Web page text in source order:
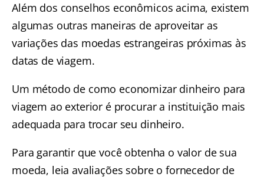
Além dos conselhos econômicos acima, existem
algumas outras maneiras de aproveitar as
variações das moedas estrangeiras próximas às
datas de viagem.
Um método de como economizar dinheiro para
viagem ao exterior é procurar a instituição mais
adequada para trocar seu dinheiro.
Para garantir que você obtenha o valor de sua
moeda, leia avaliações sobre o fornecedor de